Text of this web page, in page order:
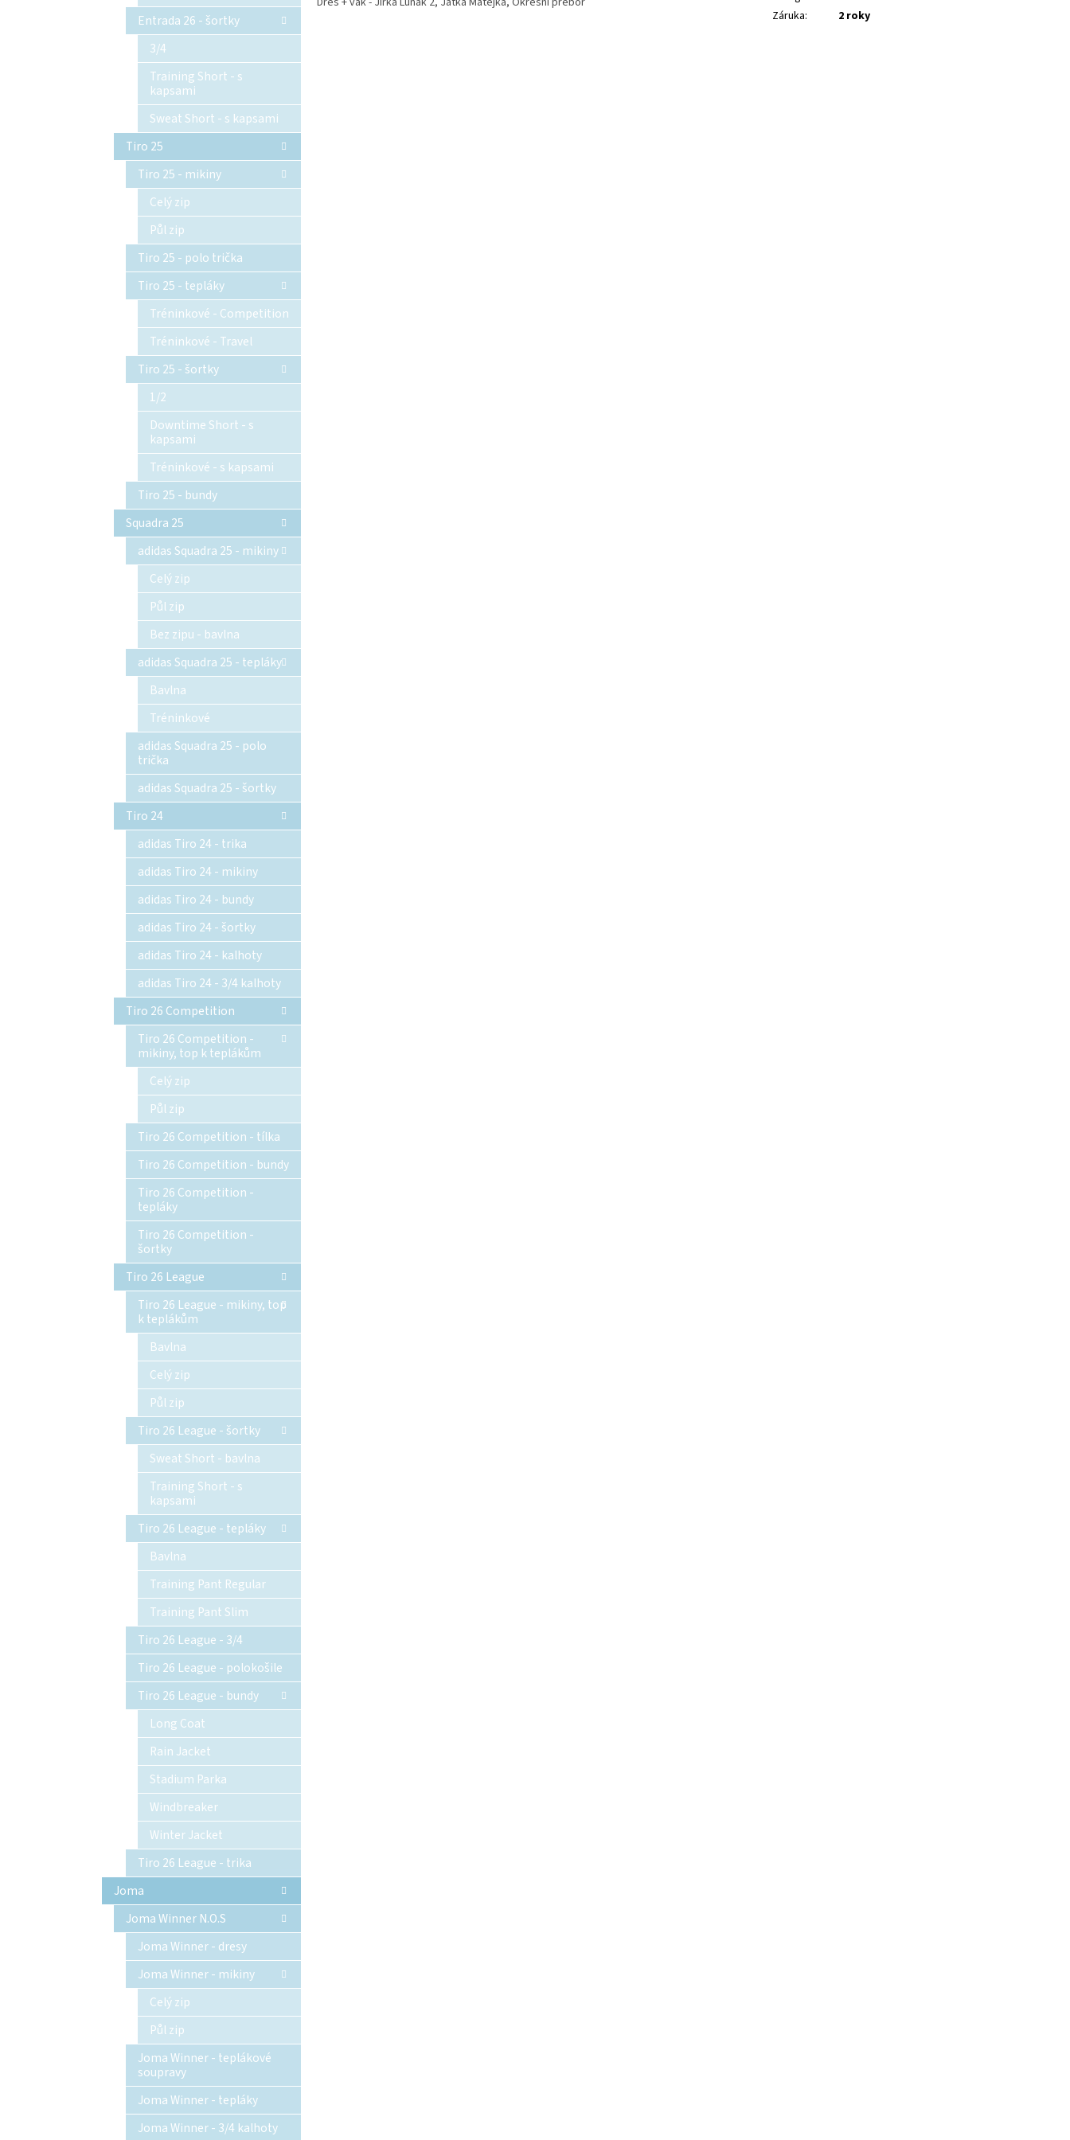
Entrada 26 - šortky
3/4
Training Short - s
kapsami
Sweat Short - s kapsami
Tiro 25
Tiro 25 - mikiny
Celý zip
Půl zip
Tiro 25 - polo trička
Tiro 25 - tepláky
Tréninkové - Competition
Tréninkové - Travel
Tiro 25 - šortky
1/2
Downtime Short - s
kapsami
Tréninkové - s kapsami
Tiro 25 - bundy
Squadra 25
adidas Squadra 25 - mikiny
Celý zip
Půl zip
Bez zipu - bavlna
adidas Squadra 25 - tepláky
Bavlna
Tréninkové
adidas Squadra 25 - polo
trička
adidas Squadra 25 - šortky
Tiro 24
adidas Tiro 24 - trika
adidas Tiro 24 - mikiny
adidas Tiro 24 - bundy
adidas Tiro 24 - šortky
adidas Tiro 24 - kalhoty
adidas Tiro 24 - 3/4 kalhoty
Tiro 26 Competition
Tiro 26 Competition -
mikiny, top k teplákům
Celý zip
Půl zip
Tiro 26 Competition - tílka
Tiro 26 Competition - bundy
Tiro 26 Competition -
tepláky
Tiro 26 Competition -
šortky
Tiro 26 League
Tiro 26 League - mikiny, top
k teplákům
Bavlna
Celý zip
Půl zip
Tiro 26 League - šortky
Sweat Short - bavlna
Training Short - s
kapsami
Tiro 26 League - tepláky
Bavlna
Training Pant Regular
Training Pant Slim
Tiro 26 League - 3/4
Tiro 26 League - polokošile
Tiro 26 League - bundy
Long Coat
Rain Jacket
Stadium Parka
Windbreaker
Winter Jacket
Tiro 26 League - trika
Joma
Joma Winner N.O.S
Joma Winner - dresy
Joma Winner - mikiny
Celý zip
Půl zip
Joma Winner - teplákové
soupravy
Joma Winner - tepláky
Joma Winner - 3/4 kalhoty
Záruka: 2 roky